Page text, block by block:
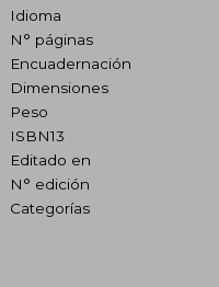
Idioma
N° páginas
Encuadernación
Dimensiones
Peso
ISBN13
Editado en
N° edición
Categorías